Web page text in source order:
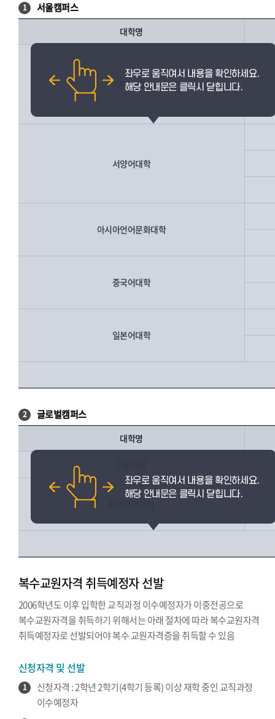
1 서울캠퍼스
대학명
영어대학
서양어대학
아시아언어문화대학
중국어대학
일본어대학
2 글로벌캠퍼스
대학명
복수교원자격 취득예정자 선발
2006학년도 이후 입학한 교직과정 이수예정자가 이중전공으로
복수교원자격을 취득하기 위해서는 아래 절차에 따라 복수교원자격
취득예정자로 선발되어야 복수 교원자격증을 취득할 수 있음
신청자격 및 선발
1
신청자격 : 2학년 2학기(4학기 등록) 이상 재학 중인 교직과정
이수예정자